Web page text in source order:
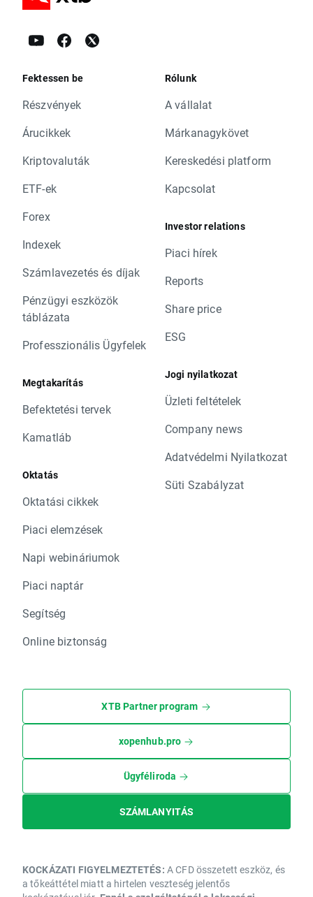
Fektessen be
Részvények
Árucikkek
Kriptovaluták
ETF-ek
Forex
Indexek
Számlavezetés és díjak
Pénzügyi eszközök
táblázata
Professzionális Ügyfelek
Megtakarítás
Befektetési tervek
Kamatláb
Oktatás
Oktatási cikkek
Piaci elemzések
Napi webináriumok
Piaci naptár
Segítség
Online biztonság
Rólunk
A vállalat
Márkanagykövet
Kereskedési platform
Kapcsolat
Investor relations
Piaci hírek
Reports
Share price
ESG
Jogi nyilatkozat
Üzleti feltételek
Company news
Adatvédelmi Nyilatkozat
Süti Szabályzat
XTB Partner program
xopenhub.pro
Ügyféliroda
SZÁMLANYITÁS
KOCKÁZATI FIGYELMEZTETÉS: A CFD összetett eszköz, és
a tőkeáttétel miatt a hirtelen veszteség jelentős